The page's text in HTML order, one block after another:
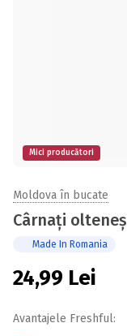
Mici producători
Moldova în bucate
Cârnați
Made In Romania
24,99 Lei
Avantajele Freshful: